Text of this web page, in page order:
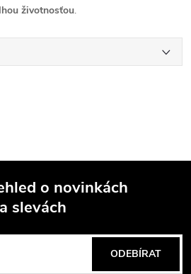
životnosťou.
o novinkách
a slevách
ODEBÍRAT